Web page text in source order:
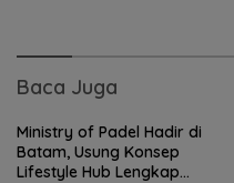
Baca Juga
Ministry of Padel Hadir di
Batam, Usung Konsep
Lifestyle Hub Lengkap